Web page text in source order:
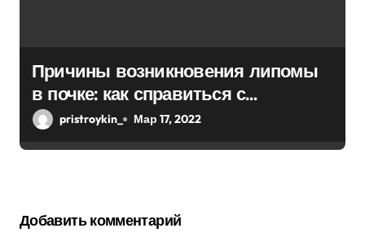
Причины возникновения липомы
в почке: как справиться с
болезнью
pristroykin_ Мар 17, 2022
Добавить комментарий